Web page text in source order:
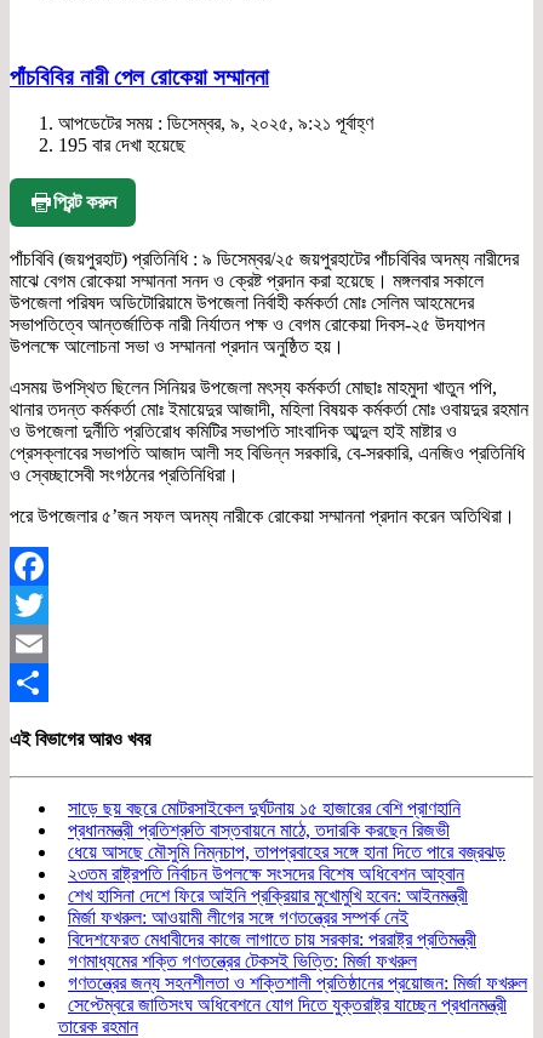
পাঁচবিবির নারী পেল রোকেয়া সম্মাননা
আপডেটের সময় : ডিসেম্বর, ৯, ২০২৫, ৯:২১ পূর্বাহ্ণ
195 বার দেখা হয়েছে
প্রিন্ট করুন
পাঁচবিবি (জয়পুরহাট) প্রতিনিধি : ৯ ডিসেম্বর/২৫ জয়পুরহাটের পাঁচবিবির অদম্য নারীদের
মাঝে বেগম রোকেয়া সম্মাননা সনদ ও ক্রেষ্ট প্রদান করা হয়েছে। মঙ্গলবার সকালে
উপজেলা পরিষদ অডিটোরিয়ামে উপজেলা নির্বাহী কর্মকর্তা মোঃ সেলিম আহমেদের
সভাপতিত্বে আন্তর্জাতিক নারী নির্যাতন পক্ষ ও বেগম রোকেয়া দিবস-২৫ উদযাপন
উপলক্ষে আলোচনা সভা ও সম্মাননা প্রদান অনুষ্ঠিত হয়।
এসময় উপস্থিত ছিলেন সিনিয়র উপজেলা মৎস্য কর্মকর্তা মোছাঃ মাহমুদা খাতুন পপি,
থানার তদন্ত কর্মকর্তা মোঃ ইমায়েদুর আজাদী, মহিলা বিষয়ক কর্মকর্তা মোঃ ওবায়দুর রহমান
ও উপজেলা দুর্নীতি প্রতিরোধ কমিটির সভাপতি সাংবাদিক আব্দুল হাই মাষ্টার ও
প্রেসক্লাবের সভাপতি আজাদ আলী সহ বিভিন্ন সরকারি, বে-সরকারি, এনজিও প্রতিনিধি
ও স্বেচ্ছাসেবী সংগঠনের প্রতিনিধিরা।
পরে উপজেলার ৫’জন সফল অদম্য নারীকে রোকেয়া সম্মাননা প্রদান করেন অতিথিরা।
Facebook
Twitter
Email
এই বিভাগের আরও খবর
সাড়ে ছয় বছরে মোটরসাইকেল দুর্ঘটনায় ১৫ হাজারের বেশি প্রাণহানি
প্রধানমন্ত্রী প্রতিশ্রুতি বাস্তবায়নে মাঠে, তদারকি করছেন রিজভী
ধেয়ে আসছে মৌসুমি নিম্নচাপ, তাপপ্রবাহের সঙ্গে হানা দিতে পারে বজ্রঝড়
২৩তম রাষ্ট্রপতি নির্বাচন উপলক্ষে সংসদের বিশেষ অধিবেশন আহ্বান
শেখ হাসিনা দেশে ফিরে আইনি প্রক্রিয়ার মুখোমুখি হবেন: আইনমন্ত্রী
মির্জা ফখরুল: আওয়ামী লীগের সঙ্গে গণতন্ত্রের সম্পর্ক নেই
বিদেশফেরত মেধাবীদের কাজে লাগাতে চায় সরকার: পররাষ্ট্র প্রতিমন্ত্রী
গণমাধ্যমের শক্তি গণতন্ত্রের টেকসই ভিত্তি: মির্জা ফখরুল
গণতন্ত্রের জন্য সহনশীলতা ও শক্তিশালী প্রতিষ্ঠানের প্রয়োজন: মির্জা ফখরুল
সেপ্টেম্বরে জাতিসংঘ অধিবেশনে যোগ দিতে যুক্তরাষ্ট্র যাচ্ছেন প্রধানমন্ত্রী
তারেক রহমান